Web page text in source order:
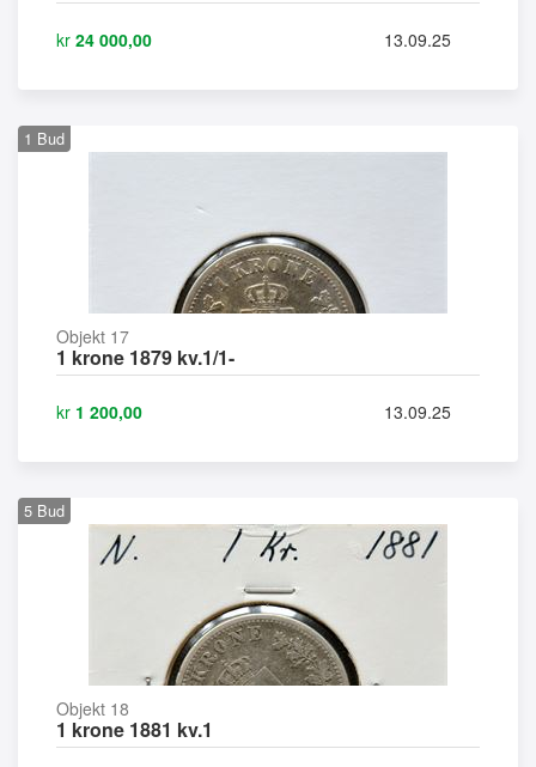
kr 24 000,00 13.09.25
1 Bud
Objekt 17
1 krone 1879 kv.1/1-
kr 1 200,00 13.09.25
5 Bud
Objekt 18
1 krone 1881 kv.1